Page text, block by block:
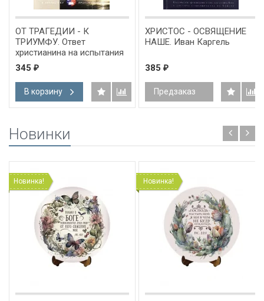
ОТ ТРАГЕДИИ - К
ТРИУМФУ. Ответ
христианина на испытания
и страдания. Френк Ретиф
345 ₽
В корзину
ХРИСТОС - ОСВЯЩЕНИЕ
НАШЕ. Иван Каргель
385 ₽
Предзаказ
Новинки
Новинка! Новинка!